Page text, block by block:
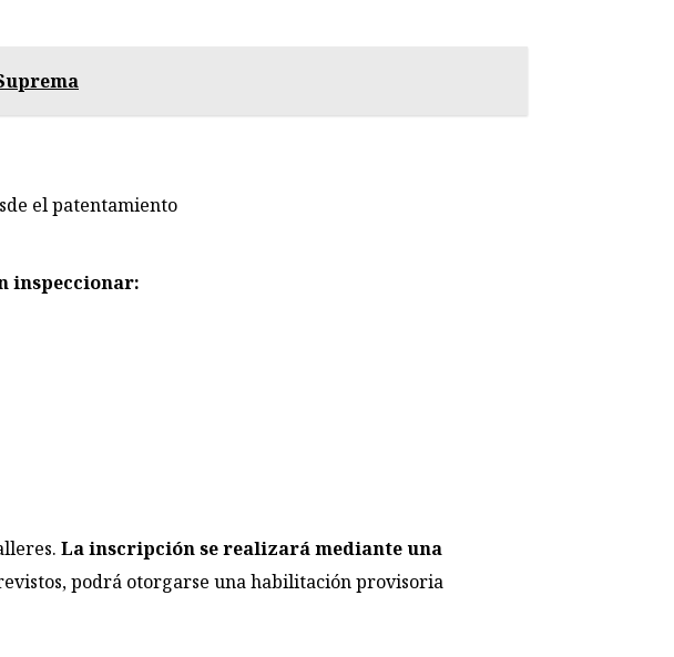
el patentamiento
inspeccionar:
La inscripción se realizará mediante una
podrá otorgarse una habilitación provisoria